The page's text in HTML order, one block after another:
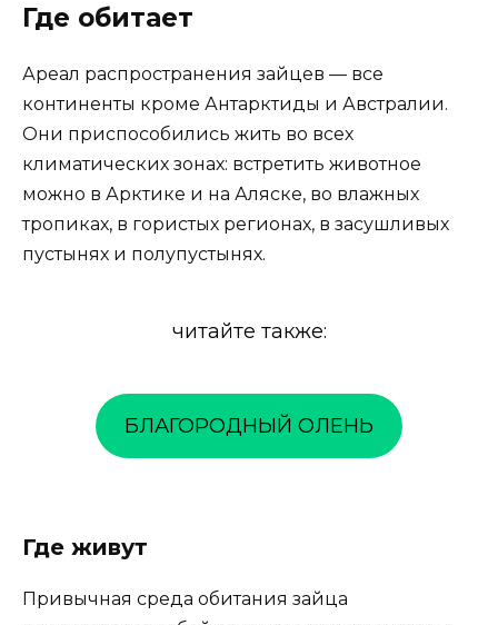
Где обитает
Ареал распространения зайцев — все
континенты кроме Антарктиды и Австралии.
Они приспособились жить во всех
климатических зонах: встретить животное
можно в Арктике и на Аляске, во влажных
тропиках, в гористых регионах, в засушливых
пустынях и полупустынях.
читайте также:
БЛАГОРОДНЫЙ ОЛЕНЬ
Где живут
Привычная среда обитания зайца